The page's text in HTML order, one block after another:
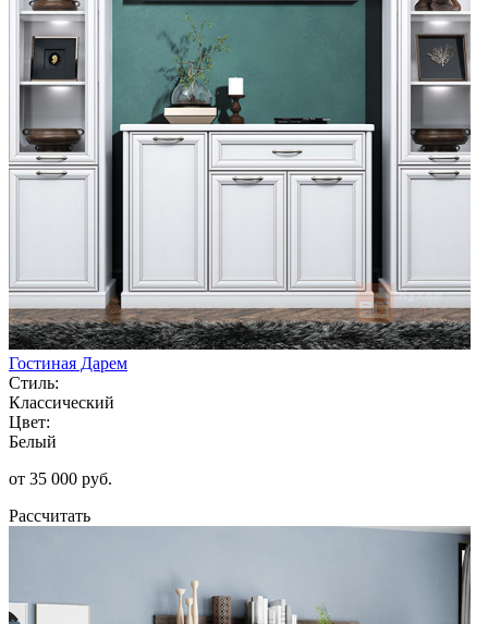
Гостиная Дарем
Стиль:
Классический
Цвет:
Белый
от 35 000 руб.
Рассчитать